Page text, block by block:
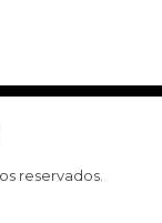
reservados.